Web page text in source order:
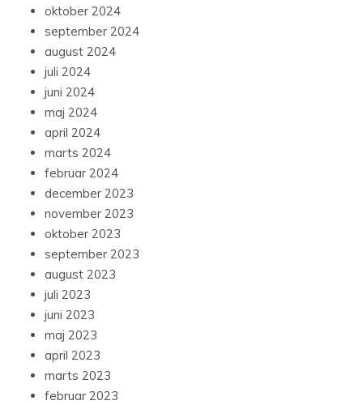
oktober 2024
september 2024
august 2024
juli 2024
juni 2024
maj 2024
april 2024
marts 2024
februar 2024
december 2023
november 2023
oktober 2023
september 2023
august 2023
juli 2023
juni 2023
maj 2023
april 2023
marts 2023
februar 2023